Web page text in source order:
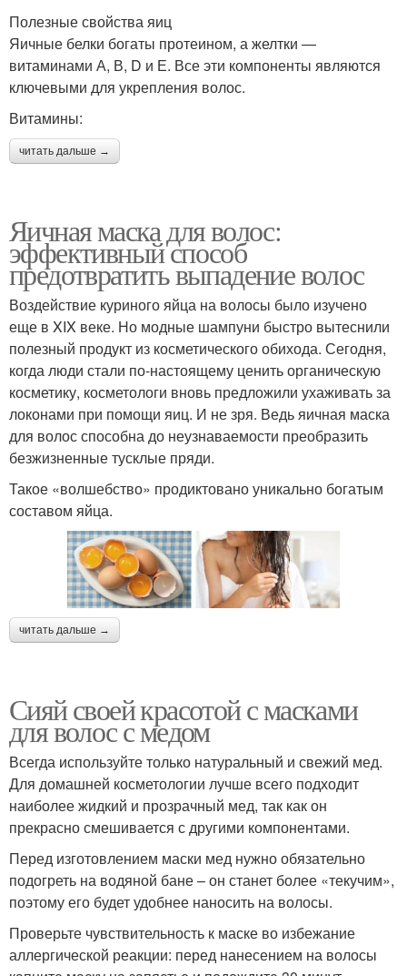
Полезные свойства яиц
Яичные белки богаты протеином, а желтки —
витаминами А, В, D и Е. Все эти компоненты являются
ключевыми для укрепления волос.
Витамины:
читать дальше →
Яичная маска для волос:
эффективный способ
предотвратить выпадение волос
Воздействие куриного яйца на волосы было изучено
еще в XIX веке. Но модные шампуни быстро вытеснили
полезный продукт из косметического обихода. Сегодня,
когда люди стали по-настоящему ценить органическую
косметику, косметологи вновь предложили ухаживать за
локонами при помощи яиц. И не зря. Ведь яичная маска
для волос способна до неузнаваемости преобразить
безжизненные тусклые пряди.
Такое «волшебство» продиктовано уникально богатым
составом яйца.
читать дальше →
Сияй своей красотой с масками
для волос с медом
Всегда используйте только натуральный и свежий мед.
Для домашней косметологии лучше всего подходит
наиболее жидкий и прозрачный мед, так как он
прекрасно смешивается с другими компонентами.
Перед изготовлением маски мед нужно обязательно
подогреть на водяной бане – он станет более «текучим»,
поэтому его будет удобнее наносить на волосы.
Проверьте чувствительность к маске во избежание
аллергической реакции: перед нанесением на волосы